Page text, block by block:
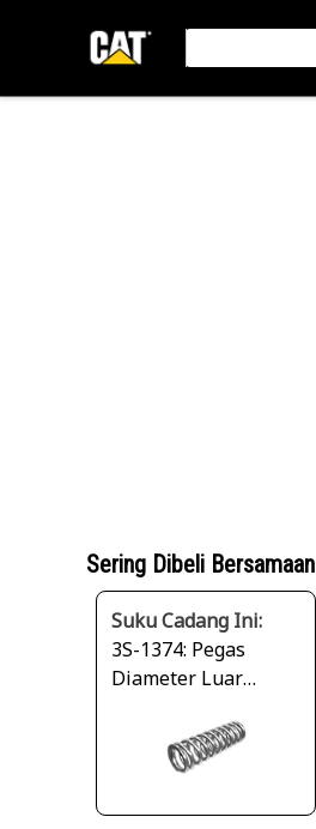
Sering Dibeli Bersamaan
Suku Cadang Ini:
3S-1374: Pegas
Diameter Luar